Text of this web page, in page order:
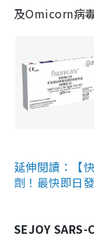
及Omicorn病
延伸閱讀：【
劑！最快即日
SEJOY